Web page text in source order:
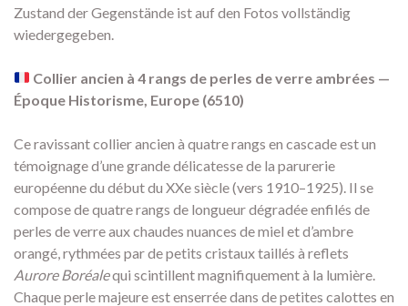
Zustand der Gegenstände ist auf den Fotos vollständig
wiedergegeben.
Collier ancien à 4 rangs de perles de verre ambrées —
Époque Historisme, Europe (6510)
Ce ravissant collier ancien à quatre rangs en cascade est un
témoignage d’une grande délicatesse de la parurerie
européenne du début du XXe siècle (vers 1910–1925). Il se
compose de quatre rangs de longueur dégradée enfilés de
perles de verre aux chaudes nuances de miel et d’ambre
orangé, rythmées par de petits cristaux taillés à reflets
Aurore Boréalequi scintillent magnifiquement à la lumière.
Chaque perle majeure est enserrée dans de petites calottes en